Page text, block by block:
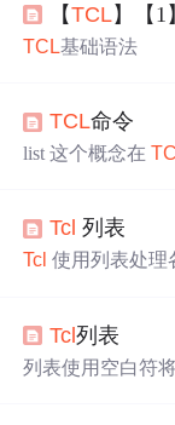
【TCL】【1
TCL基础语法
TCL命令
list 这个概念在
的合法的 list：{} //空 list{a b c d}{a {b c} d} //list 可以嵌套li
st 是TCL中比较
Tcl 列表
Tcl 使用列表处理
的字符串值。
Tcl列表
列表使用空白符